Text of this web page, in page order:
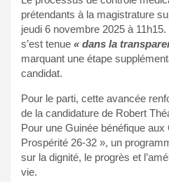
prétendants à la magistrature
jeudi 6 novembre 2025 à
s’est tenue « dans la
marquant une étape
candidat.
Pour le parti, cette avancée
de la candidature de Robert
Pour une Guinée bénéfique
Prospérité 26-32 », un
sur la dignité, le progrès et
vie.